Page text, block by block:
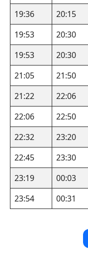
19:36
20:15
19:53
20:30
19:53
20:30
21:05
21:50
21:22
22:06
22:06
22:50
22:32
23:20
22:45
23:30
23:19
00:03
23:54
00:31